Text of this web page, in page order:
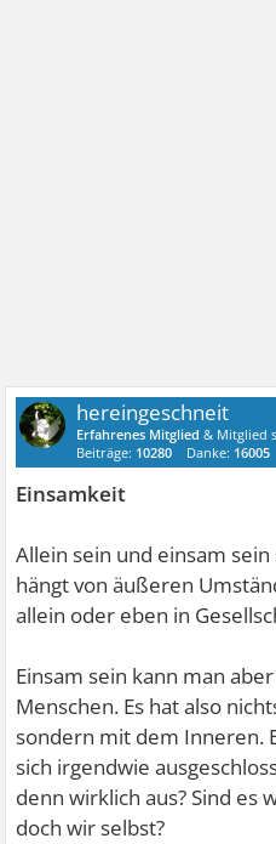
hereingeschneit
Erfahrenes Mitglied & Mitglied
Beiträge: 10280 Danke: 16005
Einsamkeit
Allein sein und einsam
hängt von äußeren
allein oder eben in
Einsam sein kann man
Menschen. Es hat also
sondern mit dem Inneren.
sich irgendwie
denn wirklich aus? Sind es
doch wir selbst?